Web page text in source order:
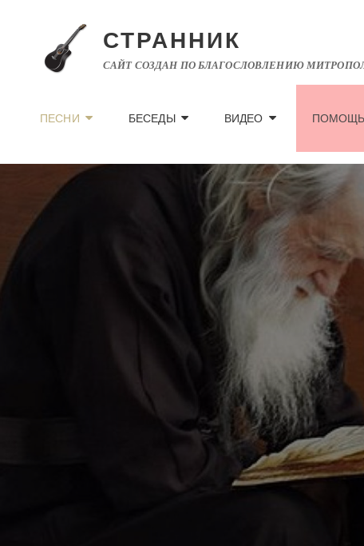
СТРАННИК
САЙТ СОЗДАН ПО БЛАГОСЛОВЛЕНИЮ
ПЕСНИ БЕСЕДЫ ВИДЕО ПОМОЩЬ